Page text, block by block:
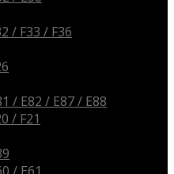
/ F33 / F36
/ E82 / E87 / E88
/ F21